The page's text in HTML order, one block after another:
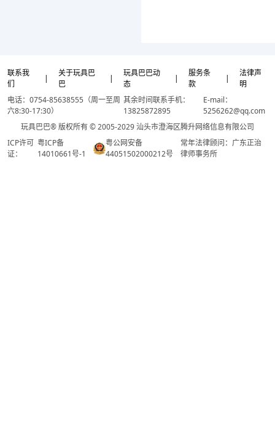
联系我
们
|
关于玩具巴
巴
|
玩具巴巴动
态
|
服务条
款
|
法律声
明
电话：0754-85638555（周一至周
六8:30-17:30）
其余时间联系手机：
13825872895
E-mail：
5256262@qq.com
玩具巴巴® 版权所有 © 2005-2029 汕头市澄海区腾升网络信息有限公司
ICP许可
证：
粤ICP备
14010661号-1
粤公网安备
44051502000212号
常年法律顾问：广东正治
律师事务所